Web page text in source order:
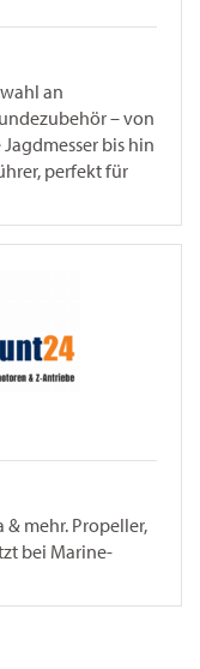
an
– von
bis hin
perfekt für
& mehr. Propeller,
bei Marine-